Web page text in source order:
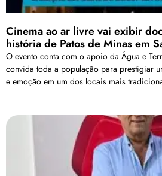
Cinema ao ar livre vai exibir
história de Patos de Minas em
O evento conta com o apoio da Água e
convida toda a população para prestigiar
e emoção em um dos locais mais